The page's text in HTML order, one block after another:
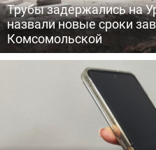
Трубы задержались на
назвали новые сроки
Комсомольской